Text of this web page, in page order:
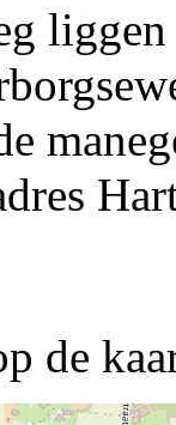
liggen
de